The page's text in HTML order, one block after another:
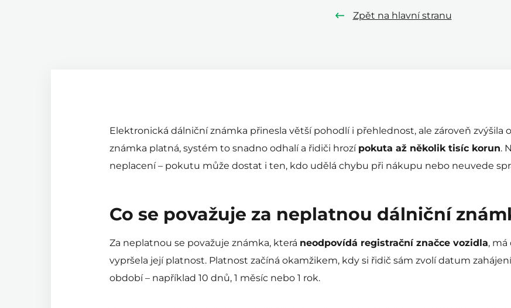
Zpět na hlavní stranu
Elektronická dálniční známka přinesla větší pohodlí i přehlednost, ale zároveň
známka platná, systém to snadno odhalí a řidiči hrozí pokuta až několik tisíc korun.
neplacení – pokutu může dostat i ten, kdo udělá chybu při nákupu nebo neuvede
Co se považuje za neplatnou dálniční
Za neplatnou se považuje známka, která neodpovídá registrační značce vozidla,
vypršela její platnost. Platnost začíná okamžikem, kdy si řidič sám zvolí datum
období – například 10 dnů, 1 měsíc nebo 1 rok.